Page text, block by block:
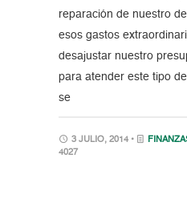
reparación de nuestro
esos gastos
desajustar nuestro
para atender este tipo
se
3 JULIO, 2014 •
4027